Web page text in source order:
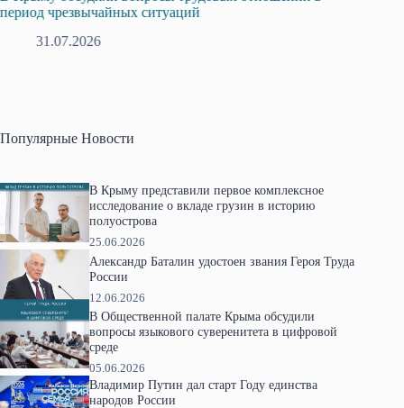
период чрезвычайных ситуаций
31.07.2026
Популярные Новости
В Крыму представили первое комплексное
исследование о вкладе грузин в историю
полуострова
25.06.2026
Александр Баталин удостоен звания Героя Труда
России
12.06.2026
В Общественной палате Крыма обсудили
вопросы языкового суверенитета в цифровой
среде
05.06.2026
Владимир Путин дал старт Году единства
народов России